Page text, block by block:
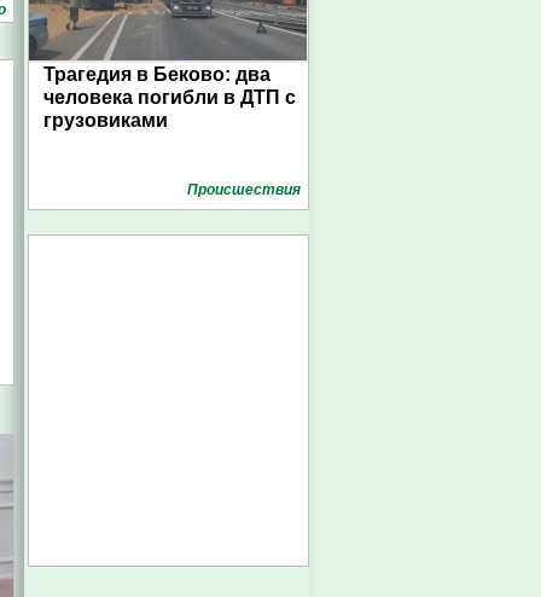
Трагедия в Беково: два
человека погибли в ДТП с
грузовиками
Проиcшествия